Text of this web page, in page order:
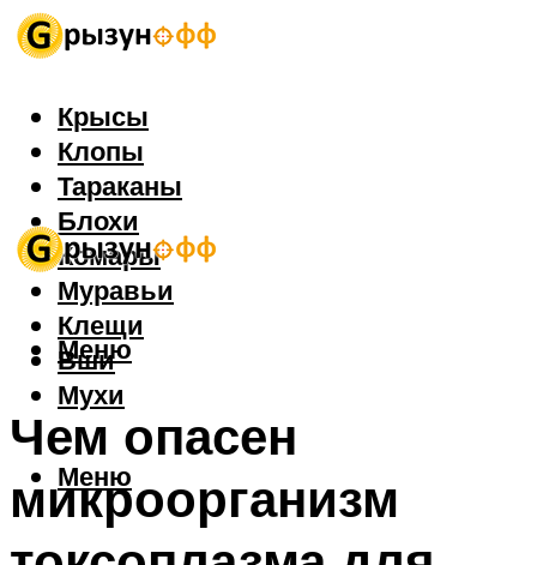
Крысы
Клопы
Тараканы
Блохи
Комары
Муравьи
Клещи
Вши
Мухи
Меню
Меню
Чем опасен
микроорганизм